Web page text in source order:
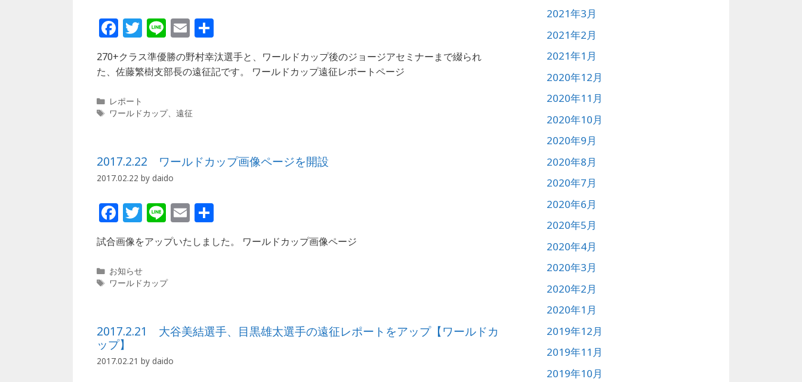
F
a
c
e
b
o
k
T
w
itt
e
r
Li
n
e
E
m
ai
有
270+クラス準優勝の野村幸汰選手と、ワールドカップ後のジョージアセミナーまで綴られ
た、佐藤繁樹支部長の遠征記です。 ワールドカップ遠征レポートページ
カ
テ
レポート
タ
ワールドカップ、遠征
2017.2.22 ワールドカップ画像ページを開設
2017.02.22 by daido
F
a
c
e
b
o
k
T
w
itt
e
r
Li
n
e
E
m
ai
有
試合画像をアップいたしました。 ワールドカップ画像ページ
カ
テ
お知らせ
タ
ワールドカップ
2017.2.21 大谷美結選手、目黒雄太選手の遠征レポートをアップ【ワールドカ
ップ】
2017.02.21 by daido
2021年3月
2021年2月
2021年1月
2020年12月
2020年11月
2020年10月
2020年9月
2020年8月
2020年7月
2020年6月
2020年5月
2020年4月
2020年3月
2020年2月
2020年1月
2019年12月
2019年11月
2019年10月